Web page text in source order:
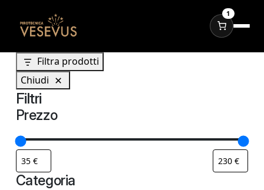
1
Filtra prodotti
Chiudi
Filtri
Prezzo
Categoria